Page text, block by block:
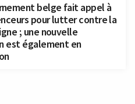
belge fait appel à
pour lutter contre la
; une nouvelle
est également en